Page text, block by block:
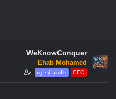
WeKnowConquer
Ehab Mohamed
طاقم الإدارة CEO